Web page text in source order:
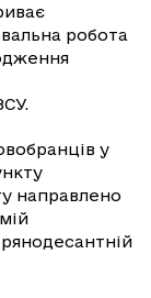
робота
у
направлено